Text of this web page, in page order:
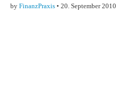
by FinanzPraxis • 20. September 2010